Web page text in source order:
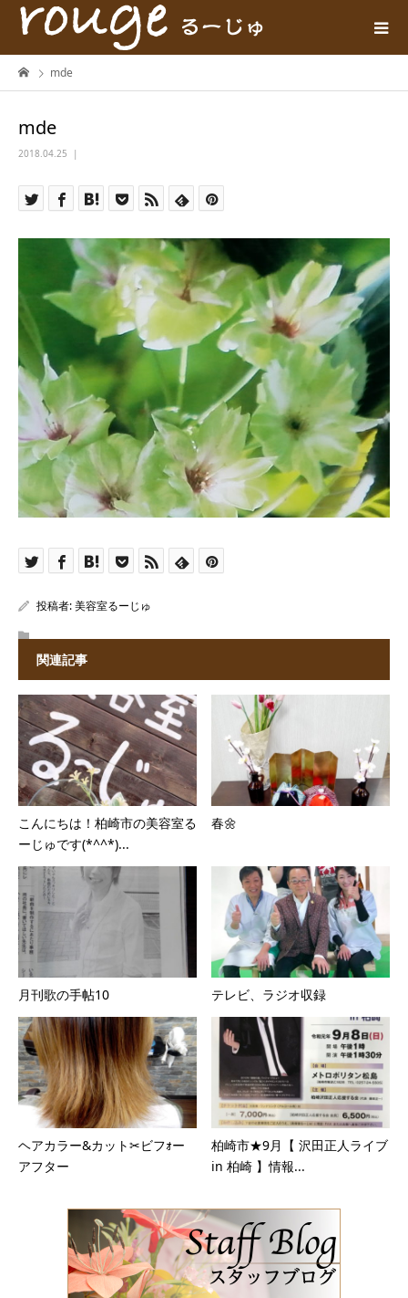
mde
mde
2018.04.25
投稿者:美容室るーじゅ
関連記事
こんにちは！柏崎市の美容室る
ーじゅです(*^^*)...
春🌼
月刊歌の手帖10 テレビ、ラジオ収録
ヘアカラー&カット✂ビフｫー
アフター
柏崎市★9月【 沢田正人ライブ
in 柏崎 】情報...